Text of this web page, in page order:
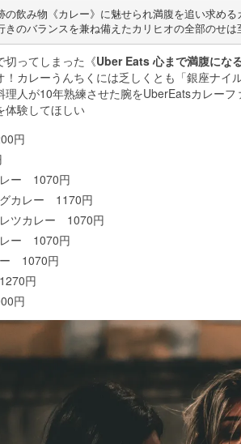
の飲み物《カレー》に魅せられ満腹を追い求
きのバランスを兼ね備えたカリヒオの全部のせは
切ってしまった《Uber Eats 心まで満腹にな
カレーうんちくには乏しくとも「銀座ナ
理人が10年熟練させた腕をUberEatsカレー
体験してほしい
円
ー 1070円
カレー 1170円
ツカレー 1070円
レー 1070円
ー 1070円
円
円